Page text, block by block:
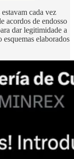
cada vez
acordos de endosso
dar legitimidade a
elaborados